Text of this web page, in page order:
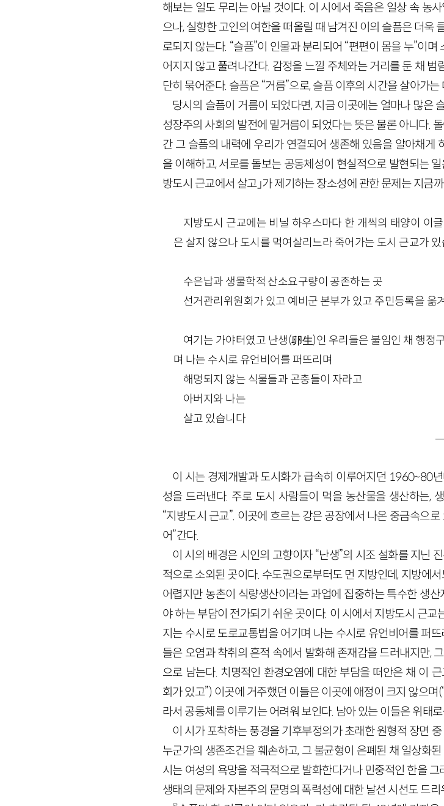
해보는 일도 무리는 아닐 것이다. 이 시에서 죽음은 일상 속 농
으나, 실향한 고인의 여한을 떠올릴 때 남겨진 이의 슬픔은 더욱
로되지 않는다. “슬픔”이 인물과 분리되어 “편편이 몸을 누”이
어지지 않고 풀려나간다. 감정을 느낄 주체와는 거리를 둔 채
단히 묶어준다. 슬픔은 “거름”으로, 슬픔 이후의 시간을 살아가
당시의 슬픔이 거름이 되었다면, 지금 이곳에는 얼마나 많은
성장주의 사회의 발전에 밑거름이 되었다는 뜻은 물론 아니다.
간 그 슬픔의 내력에 우리가 연결되어 생존해 있음을 알아채게
을 이해하고, 서로를 돌보는 공동체성이 현실적으로 발현되는
방도시 근교에서 살고」가 제기하는 장소성에 관한 문제는 지금
지방도시 근교에는 비닐 하우스마다 한 개씩의 태양이 이
은 살지 않으나 도시를 먹여살리느라 죽어가는 도시 근교가
수은납과 생물학적 산소요구량이 공존하는 곳
선거관리위원회가 있고 예비군 본부가 있고 주민등록을 옮
여기는 가야터였고 난생(卵生)인 우리들은 불임인 채 행정
며 나는 수시로 유언비어를 퍼뜨리며
해명되지 않는 식물들과 곤충들이 자라고
아버지와 나는
살고 있습니다
―
이 시는 경제개발과 도시화가 급속히 이루어지던 1960~80
성을 드러낸다. 주로 도시 사람들이 먹을 농산물을 생산하는,
“지방도시 근교”. 이곳에 흐르는 강은 공장에서 나온 중금속으
어”간다.
이 시의 배경은 시인의 고향이자 “난생”의 시조 설화를 지닌
적으로 소외된 곳이다. 수도권으로부터도 먼 지방인데, 지방에
어렵지만 농촌이 식량생산이라는 과업에 집중하는 특수한 생
야 하는 부담이 전가되기 쉬운 곳이다. 이 시에서 지방도시 근교
지는 수시로 도로교통법을 어기며 나는 수시로 유언비어를 퍼
들은 오염과 착취의 흔적 속에서 발화해 존재감을 드러내지만,
으로 남는다. 치명적인 환경오염에 대한 부담을 떠안은 채 이
회가 있고”) 이곳에 거주했던 이들은 이곳에 애정이 크지 않으
라서 공동체를 이루기는 어려워 보인다. 남아 있는 이들은 위태
이 시가 포착하는 풍경을 기후부정의가 초래한 원형적 장면
누군가의 생존조건을 훼손하고, 그 불균형이 은폐된 채 일상화
시는 여성의 욕망을 적극적으로 발화한다거나 민중적인 한을
생태의 문제와 자본주의 문명의 폭력성에 대한 날선 시선도 드리